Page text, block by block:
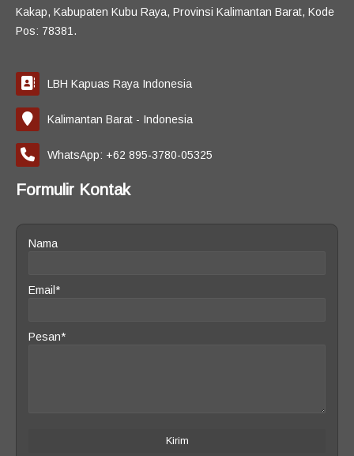
Kakap, Kabupaten Kubu Raya, Provinsi Kalimantan Barat, Kode
Pos: 78381.
LBH Kapuas Raya Indonesia
Kalimantan Barat - Indonesia
WhatsApp: +62 895-3780-05325
Formulir Kontak
Nama
Email*
Pesan*